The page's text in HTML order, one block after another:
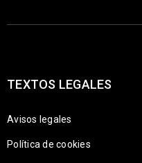
TEXTOS LEGALES
Avisos legales
Política de cookies